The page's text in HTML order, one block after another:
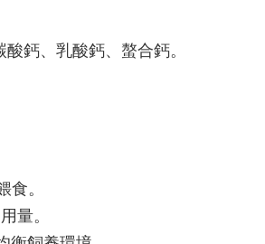
鈣、乳酸鈣、螯合鈣。
。
量。